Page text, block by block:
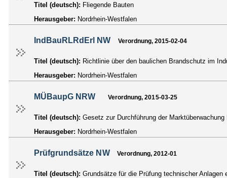
Titel (deutsch): Fliegende Bauten
Herausgeber: Nordrhein-Westfalen
IndBauRLRdErl NW Verordnung, 2015-02-04
Titel (deutsch): Richtlinie über den baulichen Brandschutz im
Herausgeber: Nordrhein-Westfalen
MÜBaupG NRW Verordnung, 2015-03-25
Titel (deutsch): Gesetz zur Durchführung der
Herausgeber: Nordrhein-Westfalen
Prüfgrundsätze NW Verordnung, 2012-01
Titel (deutsch): Grundsätze für die Prüfung technischer